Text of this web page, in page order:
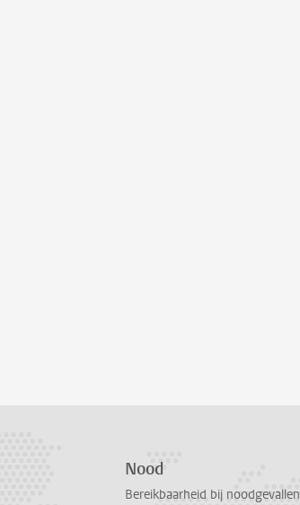
Nood
Bereikbaarheid bij noodgevallen